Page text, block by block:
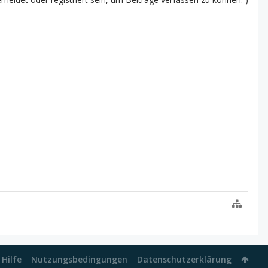
Hilfe Nutzungsbedingungen Datenschutzerklärung